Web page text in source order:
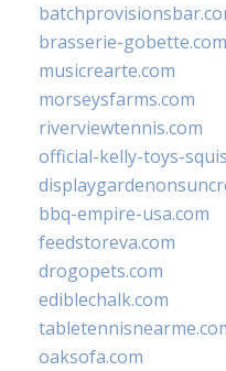
brasserie-gobette.com
musicrearte.com
morseysfarms.com
riverviewtennis.com
official-kelly-toys-
bbq-empire-usa.com
feedstoreva.com
drogopets.com
ediblechalk.com
oaksofa.com